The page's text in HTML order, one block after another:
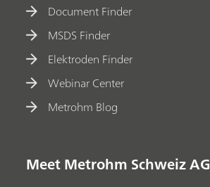
Document Finder
MSDS Finder
Elektroden Finder
Webinar Center
Metrohm Blog
Meet Metrohm Schweiz AG